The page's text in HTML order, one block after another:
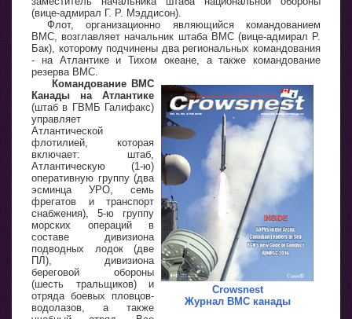
(вице-адмирал Г. Р. Мэддисон).
Флот, организационно являющийся командованием
ВМС, возглавляет начальник штаба ВМС (вице-адмирал Р.
Бак), которому подчинены два региональных командования
- на Атлантике и Тихом океане, а также командование
резерва ВМС.
Crowsnest
Журнал ВМС канады
Командование ВМС
Канады на Атлантике
(штаб в ГВМБ Галифакс)
управляет
Атлантической
флотилией, которая
включает: штаб,
Атлантическую (1-ю)
оперативную группу (два
эсминца УРО, семь
фрегатов и транспорт
снабжения), 5-ю группу
морских операций в
составе дивизиона
подводных лодок (две
ПЛ), дивизиона
береговой обороны
(шесть тральщиков) и
отряда боевых пловцов-
водолазов, а также